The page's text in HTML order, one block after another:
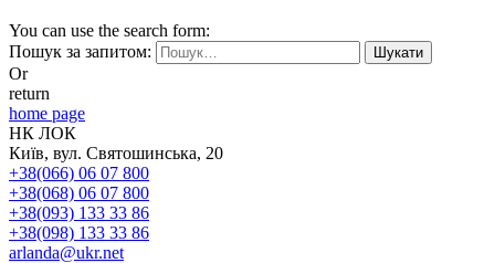
You can use the search form:
Пошук за запитом:
Шукати
Or
return
home page
НК ЛОК
Київ, вул. Святошинська, 20
+38(066) 06 07 800
+38(068) 06 07 800
+38(093) 133 33 86
+38(098) 133 33 86
arlanda@ukr.net